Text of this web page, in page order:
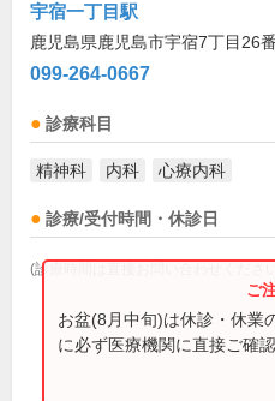
宇宿一丁目駅
鹿児島県鹿児島市宇宿7丁目26
099-264-0667
診療科目
精神科 内科 心療内科
診療/受付時間・休診日
(診療時間は直接お問い合わせください
お盆(8月中旬)は休診・休業
に必ず医療機関に直接ご確認